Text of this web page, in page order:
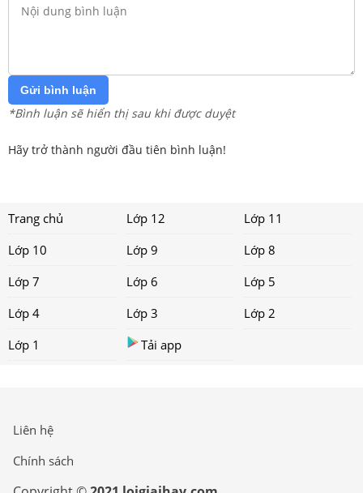
Gửi bình luận
*Bình luận sẽ hiển thị sau khi được duyệt
Hãy trở thành người đầu tiên bình luận!
Trang chủ Lớp 12
Lớp 11
Lớp 10
Lớp 9
Lớp 8
Lớp 7
Lớp 6
Lớp 5
Lớp 4
Lớp 3
Lớp 2
Lớp 1
Tải app
Liên hệ
Chính sách